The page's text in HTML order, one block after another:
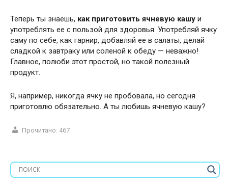
Теперь ты знаешь, как приготовить ячневую кашу и
употреблять ее с пользой для здоровья. Употребляй ячку
саму по себе, как гарнир, добавляй ее в салаты, делай
сладкой к завтраку или соленой к обеду — неважно!
Главное, полюби этот простой, но такой полезный
продукт.
Я, например, никогда ячку не пробовала, но сегодня
приготовлю обязательно. А ты любишь ячневую кашу?
Прочитано: 467